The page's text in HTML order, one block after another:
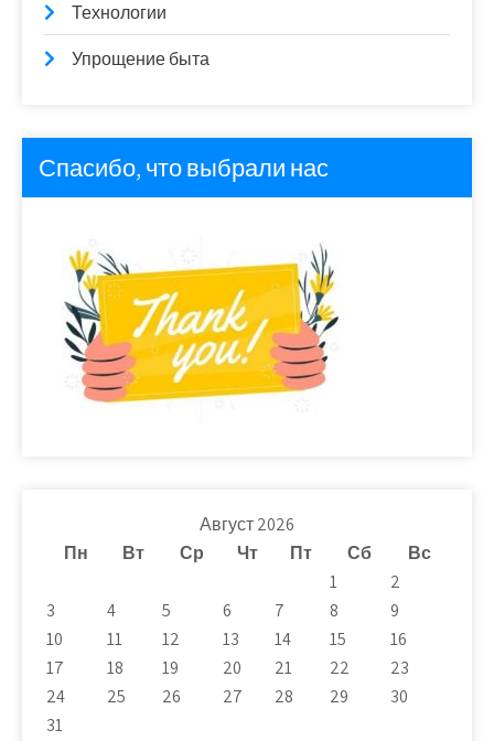
Технологии
Упрощение быта
Спасибо, что выбрали нас
Август 2026
Пн
Вт Ср Чт Пт Сб
Вс
1
2
3
4 5 6 7 8
9
10
11 12 13 14 15
16
17
18 19 20 21 22
23
24
25 26 27 28 29
30
31